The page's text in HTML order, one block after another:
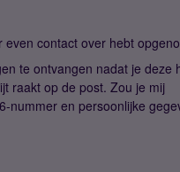
contact over hebt
te ontvangen nadat je deze
raakt op de post. Zou je mij
nummer en persoonlijke